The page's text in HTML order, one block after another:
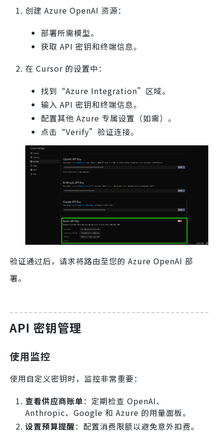
创建 Azure OpenAI 资源：
部署所需模型。
获取 API 密钥和终端信息。
在 Cursor 的设置中：
找到“Azure Integration”区域。
输入 API 密钥和终端信息。
配置其他 Azure 专属设置（如需）。
点击“Verify”验证连接。
验证通过后，请求将路由至您的 Azure OpenAI 部
署。
API 密钥管理
使用监控
使用自定义密钥时，监控非常重要：
查看供应商账单：定期检查 OpenAI、
Anthropic、Google 和 Azure 的用量面板。
设置预算提醒：配置消费限额以避免意外扣费。